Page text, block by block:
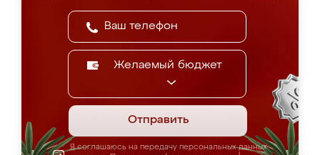
Желаемый бюджет
Отправить
Я соглашаюсь на передачу персональных данных